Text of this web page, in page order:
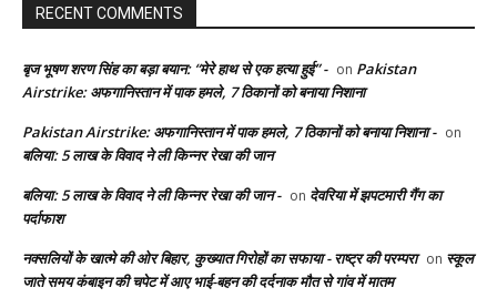
RECENT COMMENTS
बृज भूषण शरण सिंह का बड़ा बयान: “मेरे हाथ से एक हत्या हुई” - on Pakistan
Airstrike: अफगानिस्तान में पाक हमले, 7 ठिकानों को बनाया निशाना
Pakistan Airstrike: अफगानिस्तान में पाक हमले, 7 ठिकानों को बनाया निशाना - on
बलिया: 5 लाख के विवाद ने ली किन्नर रेखा की जान
बलिया: 5 लाख के विवाद ने ली किन्नर रेखा की जान - on देवरिया में झपटमारी गैंग का
पर्दाफाश
नक्सलियों के खात्मे की ओर बिहार, कुख्यात गिरोहों का सफाया - राष्ट्र की परम्परा on स्कूल
जाते समय कंबाइन की चपेट में आए भाई-बहन की दर्दनाक मौत से गांव में मातम